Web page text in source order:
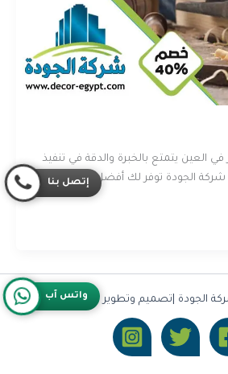
العين يتمتع بالخبرة والدقة في تنفيذ
شركة الجودة توفر لك أفضل […]
Olymoo
واتس آب
إتصل بنا